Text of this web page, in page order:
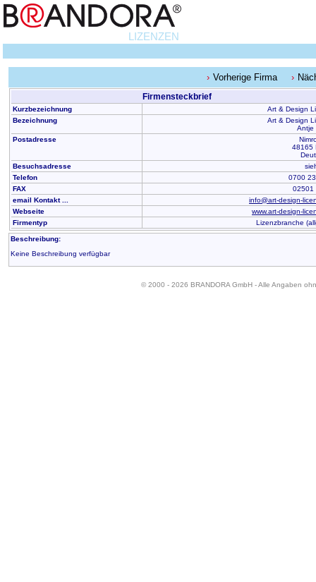
LIZENZEN
Vorherige Firma
Firmensteckbrief
Kurzbezeichnung
Art & Design
Bezeichnung
Art & Design
Antje
Postadresse
48165
Besuchsadresse
Telefon
0700
FAX
02501
email Kontakt ...
info@art-design-
Webseite
www.art-design-
Firmentyp
Lizenzbranche
Beschreibung:
Keine Beschreibung verfügbar
© 2000 - 2026 BRANDORA GmbH - Alle Angaben